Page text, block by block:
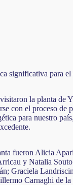
significativa para
la planta de
con el proceso de
para nuestro
fueron Alicia
y Natalia
Graciela
Carnaghi de